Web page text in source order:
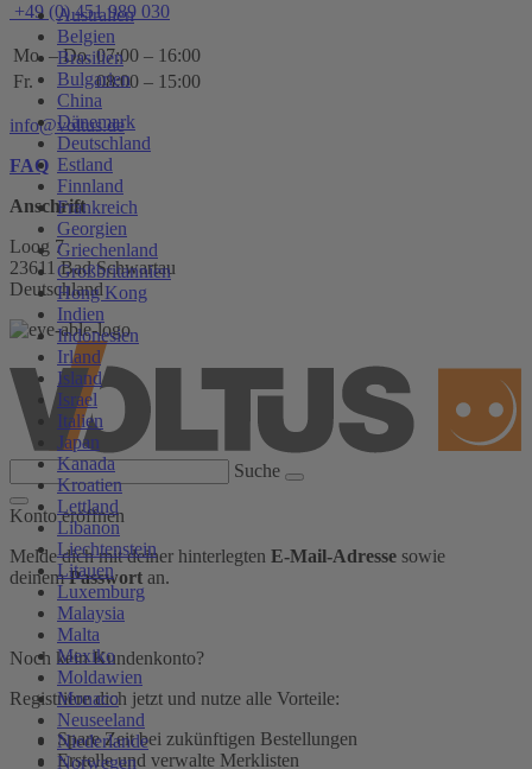
Australien
Belgien
Brasilien
Bulgarien
China
Dänemark
Deutschland
Estland
Finnland
Frankreich
Georgien
Griechenland
Großbritannien
Hong Kong
Indien
Indonesien
Irland
Island
Israel
Italien
Japan
Kanada
Kroatien
Lettland
Libanon
Liechtenstein
Litauen
Luxemburg
Malaysia
Malta
Mexiko
Moldawien
Monaco
Neuseeland
Niederlande
Norwegen
+49 (0) 451 989 030
Mo. – Do. 07:00 – 16:00
Fr.
08:00 – 15:00
info@voltus.de
FAQ
Anschrift
Loog 7
23611 Bad Schwartau
Deutschland
Suche
Konto eröffnen
Melde dich mit deiner hinterlegten E-Mail-Adresse sowie
deinemPasswort an.
Noch kein Kundenkonto?
Registriere dich jetzt und nutze alle Vorteile:
Spare Zeit bei zukünftigen Bestellungen
Erstelle und verwalte Merklisten